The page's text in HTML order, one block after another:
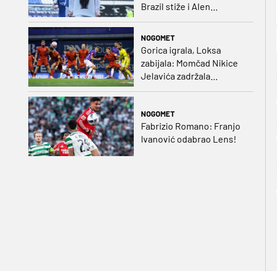
Brazil stiže i Alen
Halilović!?
NOGOMET
Gorica igrala, Loksa
zabijala: Momčad Nikice
Jelavića zadržala
NOGOMET
Fabrizio Romano: Franjo
Ivanović odabrao Lens!